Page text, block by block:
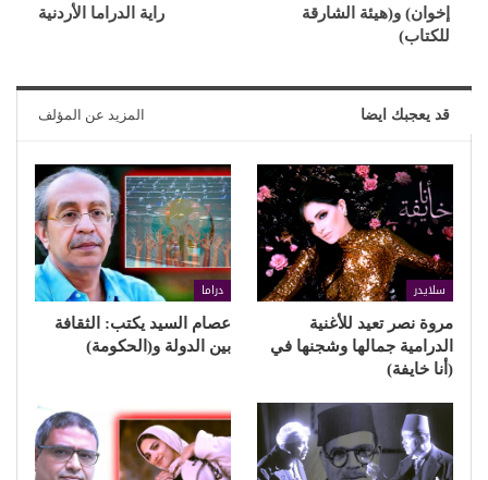
إخوان) و(هيئة الشارقة
للكتاب)
راية الدراما الأردنية
قد يعجبك ايضا المزيد عن المؤلف
سلايدر
مروة نصر تعيد للأغنية
الدرامية جمالها وشجنها في
(أنا خايفة)
دراما
عصام السيد يكتب: الثقافة
بين الدولة و(الحكومة)